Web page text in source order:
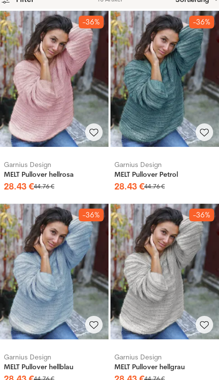
Produkte
-36%
Garnius Design
MELT Pullover hellrosa
28.43 €44.76€
-36%
Garnius Design
MELT Pullover Petrol
28.43 €44.76€
-36%
Garnius Design
MELT Pullover hellblau
-36%
Garnius Design
MELT Pullover hellgrau